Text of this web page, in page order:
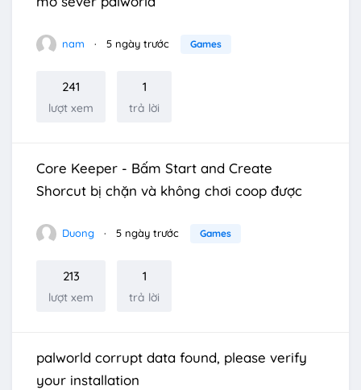
nam 5 ngày trước Games
241
lượt xem
1
trả lời
Core Keeper - Bấm Start and Create
Shorcut bị chặn và không chơi coop được
Duong 5 ngày trước Games
213
lượt xem
1
trả lời
palworld corrupt data found, please verify
your installation